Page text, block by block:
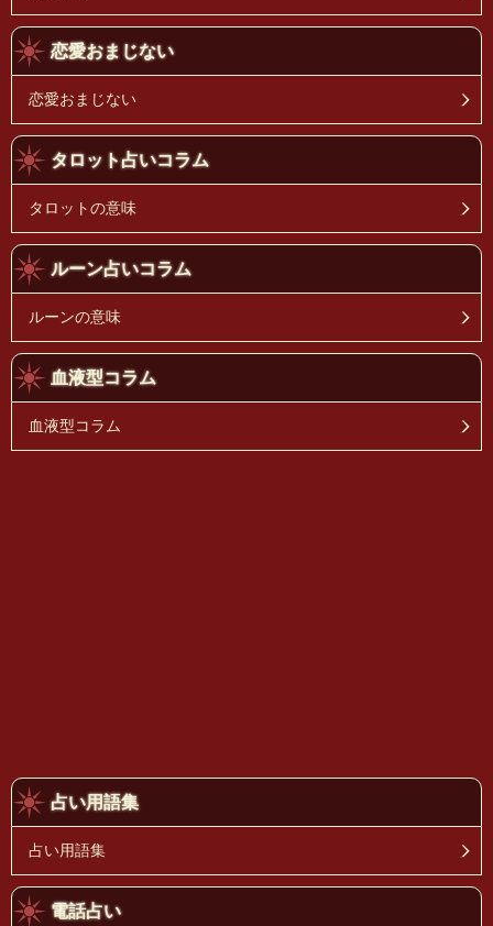
恋愛おまじない
恋愛おまじない
タロット占いコラム
タロットの意味
ルーン占いコラム
ルーンの意味
血液型コラム
血液型コラム
占い用語集
占い用語集
電話占い